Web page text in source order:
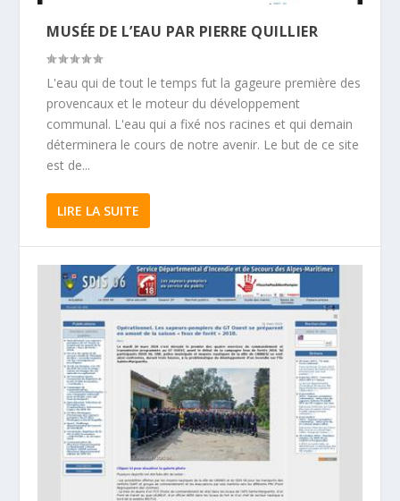
MUSÉE DE L’EAU PAR PIERRE QUILLIER
L'eau qui de tout le temps fut la gageure première des
provencaux et le moteur du développement
communal. L'eau qui a fixé nos racines et qui demain
déterminera le cours de notre avenir. Le but de ce site
est de...
LIRE LA SUITE